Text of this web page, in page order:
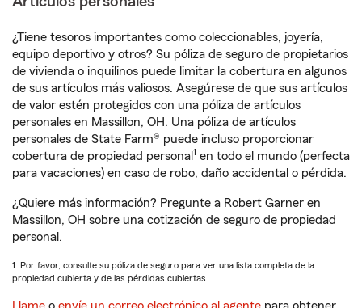
¿Tiene tesoros importantes como coleccionables, joyería,
equipo deportivo y otros? Su póliza de seguro de propietarios
de vivienda o inquilinos puede limitar la cobertura en algunos
de sus artículos más valiosos. Asegúrese de que sus artículos
de valor estén protegidos con una póliza de artículos
personales en Massillon, OH. Una póliza de artículos
personales de State Farm® puede incluso proporcionar
cobertura de propiedad personal 1 en todo el mundo (perfecta
para vacaciones) en caso de robo, daño accidental o pérdida.
¿Quiere más información? Pregunte a Robert Garner en
Massillon, OH sobre una cotización de seguro de propiedad
personal.
1. Por favor, consulte su póliza de seguro para ver una lista completa de la
propiedad cubierta y de las pérdidas cubiertas.